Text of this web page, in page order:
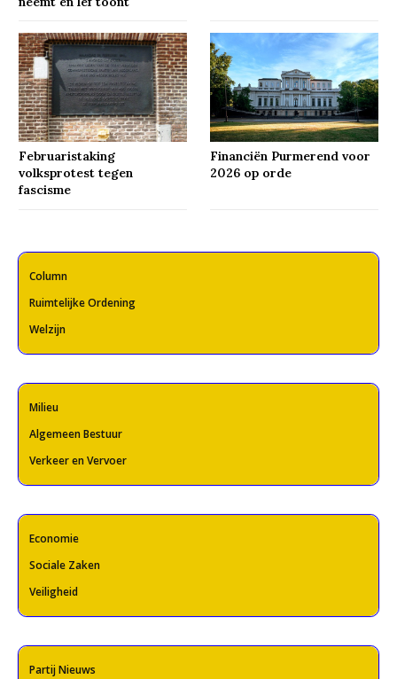
Februaristaking
volksprotest tegen
fascisme
Financiën Purmerend voor
2026 op orde
Column
Ruimtelijke Ordening
Welzijn
Milieu
Algemeen Bestuur
Verkeer en Vervoer
Economie
Sociale Zaken
Veiligheid
Partij Nieuws